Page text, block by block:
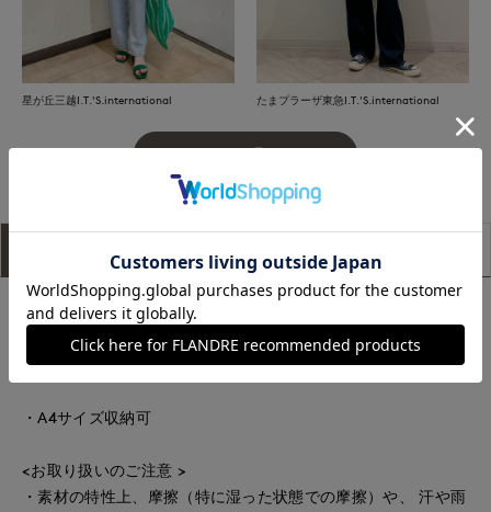
星が丘三越I.T.'S.international たまプラーザ東急I.T.'S.international
もっと見る
リサイクル糸でオリジナルストライプを織った風合いの優しい
生地です。太いショルダーは負荷が１点に集中することなく肩
に負担がかかりにくい形です。
・A4サイズ収納可
<お取り扱いのご注意 >
・素材の特性上、摩擦（特に湿った状態での摩擦）や、 汗や雨